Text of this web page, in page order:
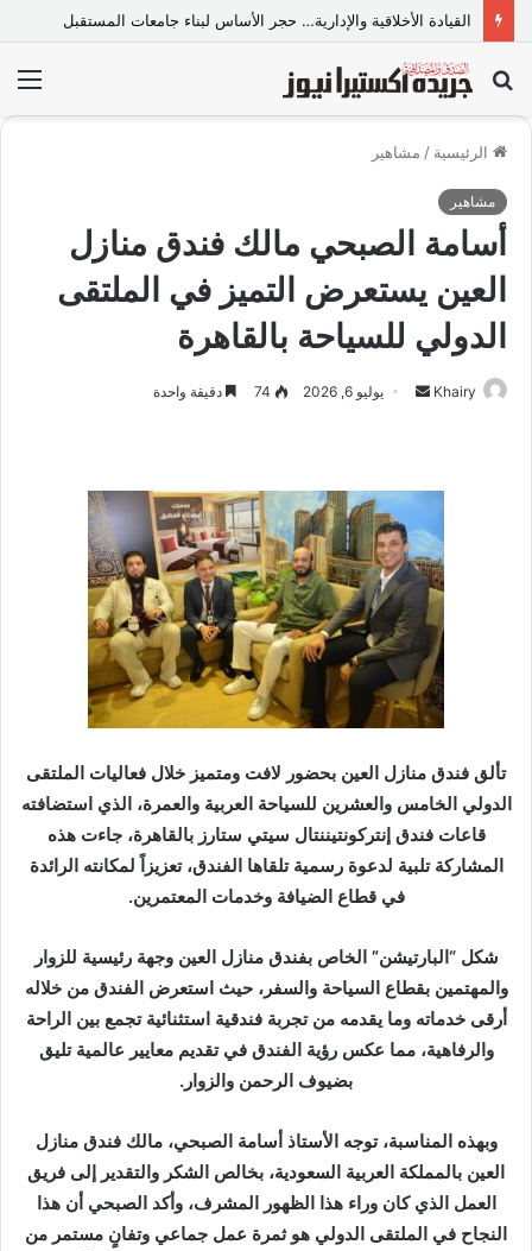
القيادة الأخلاقية والإدارية… حجر الأساس لبناء جامعات المستقبل
بحث
عن
الرئيسية / مشاهير
مشاهير
أسامة الصبحي مالك فندق منازل
العين يستعرض التميز في الملتقى
الدولي للسياحة بالقاهرة
Khairy
ر
ي
ل
ك
ت
ر
ي
ا
يوليو 6, 2026 74 دقيقة واحدة
تألق فندق منازل العين بحضور لافت ومتميز خلال فعاليات الملتقى
الدولي الخامس والعشرين للسياحة العربية والعمرة، الذي استضافته
قاعات فندق إنتركونتيننتال سيتي ستارز بالقاهرة، جاءت هذه
المشاركة تلبية لدعوة رسمية تلقاها الفندق، تعزيزاً لمكانته الرائدة
في قطاع الضيافة وخدمات المعتمرين.
شكل “البارتيشن” الخاص بفندق منازل العين وجهة رئيسية للزوار
والمهتمين بقطاع السياحة والسفر، حيث استعرض الفندق من خلاله
أرقى خدماته وما يقدمه من تجربة فندقية استثنائية تجمع بين الراحة
والرفاهية، مما عكس رؤية الفندق في تقديم معايير عالمية تليق
بضيوف الرحمن والزوار.
وبهذه المناسبة، توجه الأستاذ أسامة الصبحي، مالك فندق منازل
العين بالمملكة العربية السعودية، بخالص الشكر والتقدير إلى فريق
العمل الذي كان وراء هذا الظهور المشرف، وأكد الصبحي أن هذا
النجاح في الملتقى الدولي هو ثمرة عمل جماعي وتفانٍ مستمر من